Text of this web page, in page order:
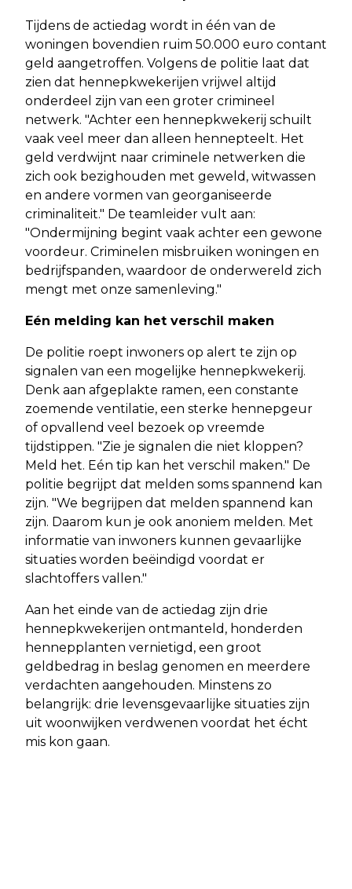
Tijdens de actiedag wordt in één van de
woningen bovendien ruim 50.000 euro contant
geld aangetroffen. Volgens de politie laat dat
zien dat hennepkwekerijen vrijwel altijd
onderdeel zijn van een groter crimineel
netwerk. "Achter een hennepkwekerij schuilt
vaak veel meer dan alleen hennepteelt. Het
geld verdwijnt naar criminele netwerken die
zich ook bezighouden met geweld, witwassen
en andere vormen van georganiseerde
criminaliteit." De teamleider vult aan:
"Ondermijning begint vaak achter een gewone
voordeur. Criminelen misbruiken woningen en
bedrijfspanden, waardoor de onderwereld zich
mengt met onze samenleving."
Eén melding kan het verschil maken
De politie roept inwoners op alert te zijn op
signalen van een mogelijke hennepkwekerij.
Denk aan afgeplakte ramen, een constante
zoemende ventilatie, een sterke hennepgeur
of opvallend veel bezoek op vreemde
tijdstippen. "Zie je signalen die niet kloppen?
Meld het. Eén tip kan het verschil maken." De
politie begrijpt dat melden soms spannend kan
zijn. "We begrijpen dat melden spannend kan
zijn. Daarom kun je ook anoniem melden. Met
informatie van inwoners kunnen gevaarlijke
situaties worden beëindigd voordat er
slachtoffers vallen."
Aan het einde van de actiedag zijn drie
hennepkwekerijen ontmanteld, honderden
hennepplanten vernietigd, een groot
geldbedrag in beslag genomen en meerdere
verdachten aangehouden. Minstens zo
belangrijk: drie levensgevaarlijke situaties zijn
uit woonwijken verdwenen voordat het écht
mis kon gaan.